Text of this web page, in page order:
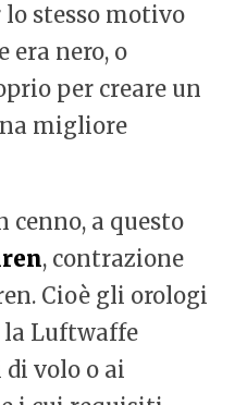
lo stesso motivo
era nero, o
per creare un
migliore
a questo
, contrazione
Cioè gli orologi
la Luftwaffe
di volo o ai